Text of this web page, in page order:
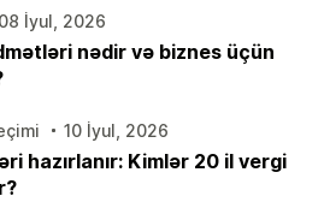
08 İyul, 2026
nədir və biznes üçün
10 İyul, 2026
hazırlanır: Kimlər 20 il vergi